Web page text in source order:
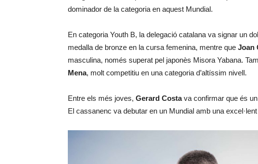
dominador de la categoria en aquest Mundial.
En categoria Youth B, la delegació catalana va signar un
medalla de bronze en la cursa femenina, mentre que Joan
masculina, només superat pel japonès Misora Yabana.
Mena, molt competitiu en una categoria d’altíssim nivell.
Entre els més joves, Gerard Costava confirmar que és
El cassanenc va debutar en un Mundial amb una